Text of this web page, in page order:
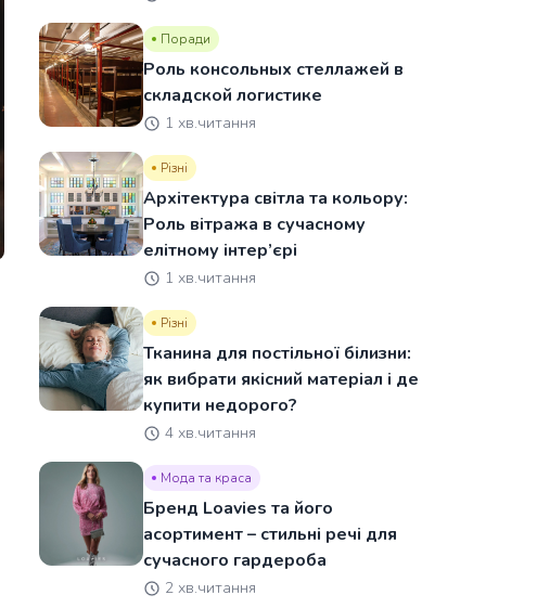
Поради
Роль консольных стеллажей в
складской логистике
1 хв.читання
Різні
Архітектура світла та кольору:
Роль вітража в сучасному
елітному інтер’єрі
1 хв.читання
Різні
Тканина для постільної білизни:
як вибрати якісний матеріал і де
купити недорого?
4 хв.читання
Мода та краса
Бренд Loavies та його
асортимент – стильні речі для
сучасного гардероба
2 хв.читання